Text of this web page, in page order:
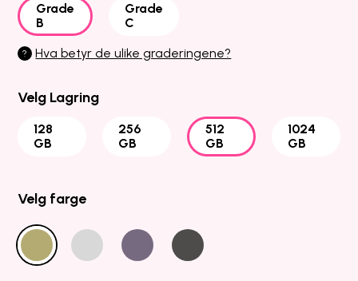
Grade
B
Grade
C
? Hva betyr de ulike graderingene?
Velg Lagring
128
GB
256
GB
512
GB
1024
GB
Velg farge